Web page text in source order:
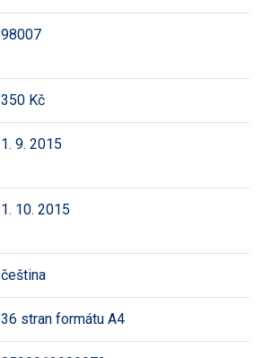
98007
350 Kč
1. 9. 2015
1. 10. 2015
čeština
36 stran formátu A4